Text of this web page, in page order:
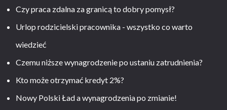
Czy praca zdalna za granicą to dobry pomysł?
Urlop rodzicielski pracownika - wszystko co warto
wiedzieć
Czemu niższe wynagrodzenie po ustaniu zatrudnienia?
Kto może otrzymać kredyt 2%?
Nowy Polski Ład a wynagrodzenia po zmianie!